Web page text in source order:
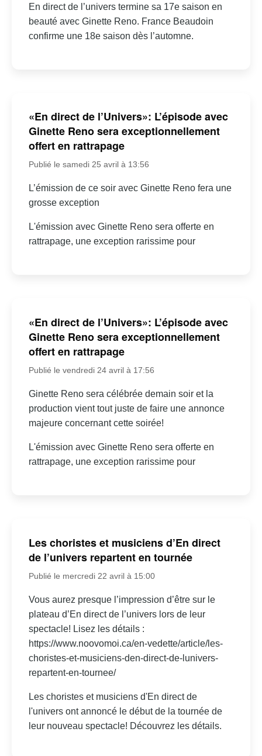
En direct de l’univers termine sa 17e saison en
beauté avec Ginette Reno. France Beaudoin
confirme une 18e saison dès l’automne.
«En direct de l’Univers»: L’épisode avec
Ginette Reno sera exceptionnellement
offert en rattrapage
Publié le samedi 25 avril à 13:56
L’émission de ce soir avec Ginette Reno fera une
grosse exception
L'émission avec Ginette Reno sera offerte en
rattrapage, une exception rarissime pour
«En direct de l’Univers»: L’épisode avec
Ginette Reno sera exceptionnellement
offert en rattrapage
Publié le vendredi 24 avril à 17:56
Ginette Reno sera célébrée demain soir et la
production vient tout juste de faire une annonce
majeure concernant cette soirée!
L'émission avec Ginette Reno sera offerte en
rattrapage, une exception rarissime pour
Les choristes et musiciens d’En direct
de l’univers repartent en tournée
Publié le mercredi 22 avril à 15:00
Vous aurez presque l’impression d’être sur le
plateau d’En direct de l’univers lors de leur
spectacle! Lisez les détails :
https://www.noovomoi.ca/en-vedette/article/les-
choristes-et-musiciens-den-direct-de-lunivers-
repartent-en-tournee/
Les choristes et musiciens d'En direct de
l'univers ont annoncé le début de la tournée de
leur nouveau spectacle! Découvrez les détails.